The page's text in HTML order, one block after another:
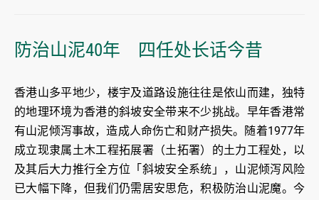
防治山泥40年 四任处长话今昔
香港山多平地少，楼宇及道路设施往往是依山而建，独特
的地理环境为香港的斜坡安全带来不少挑战。早年香港常
有山泥倾泻事故，造成人命伤亡和财产损失。随着1977年
成立现隶属土木工程拓展署（土拓署）的土力工程处，以
及其后大力推行全方位「斜坡安全系统」，山泥倾泻风险
已大幅下降，但我们仍需居安思危，积极防治山泥魔。今